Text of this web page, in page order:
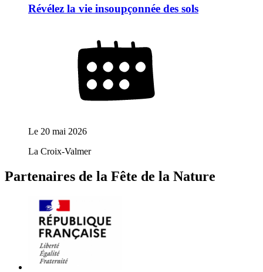
Révélez la vie insoupçonnée des sols
Le 20 mai 2026
La Croix-Valmer
Partenaires de la Fête de la Nature